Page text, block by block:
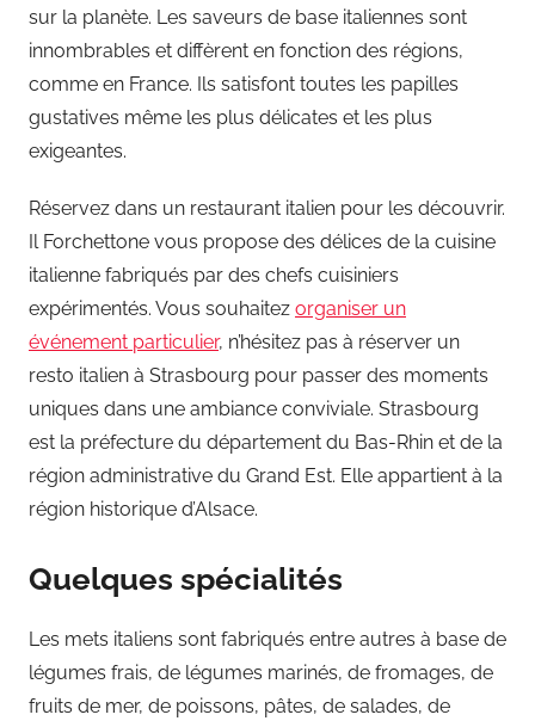
sur la planète. Les saveurs de base italiennes sont
innombrables et diffèrent en fonction des régions,
comme en France. Ils satisfont toutes les papilles
gustatives même les plus délicates et les plus
exigeantes.
Réservez dans un restaurant italien pour les découvrir.
Il Forchettone vous propose des délices de la cuisine
italienne fabriqués par des chefs cuisiniers
expérimentés. Vous souhaitez organiser un
événement particulier, n’hésitez pas à réserver un
resto italien à Strasbourg pour passer des moments
uniques dans une ambiance conviviale. Strasbourg
est la préfecture du département du Bas-Rhin et de la
région administrative du Grand Est. Elle appartient à la
région historique d’Alsace.
Quelques spécialités
Les mets italiens sont fabriqués entre autres à base de
légumes frais, de légumes marinés, de fromages, de
fruits de mer, de poissons, pâtes, de salades, de